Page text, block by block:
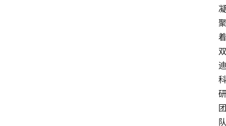
凝
聚
着
双
迪
科
研
团
队